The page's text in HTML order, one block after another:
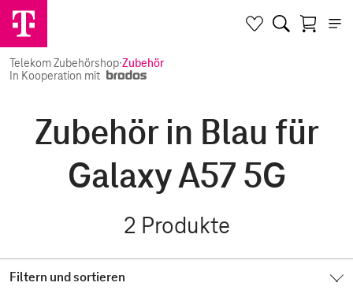
Telekom Zubehörshop·Zubehör
In Kooperation mit
Zubehör in Blau für
Galaxy A57 5G
2 Produkte
Filtern und sortieren